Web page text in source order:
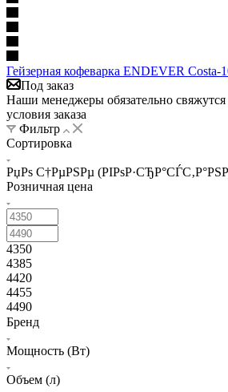
Гейзерная кофеварка ENDEVER Costa-
Под заказ
Наши менеджеры обязательно
условия заказа
Фильтр
Сортировка
РџРѕ С†РµРЅРµ
Розничная цена
4350
4385
4420
4455
4490
Бренд
Мощность (Вт)
Объем (л)